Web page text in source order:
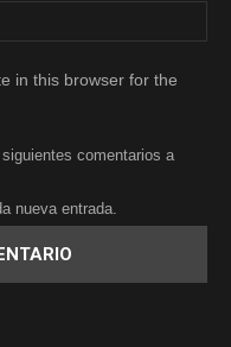
in this browser for the
comentarios a
nueva entrada.